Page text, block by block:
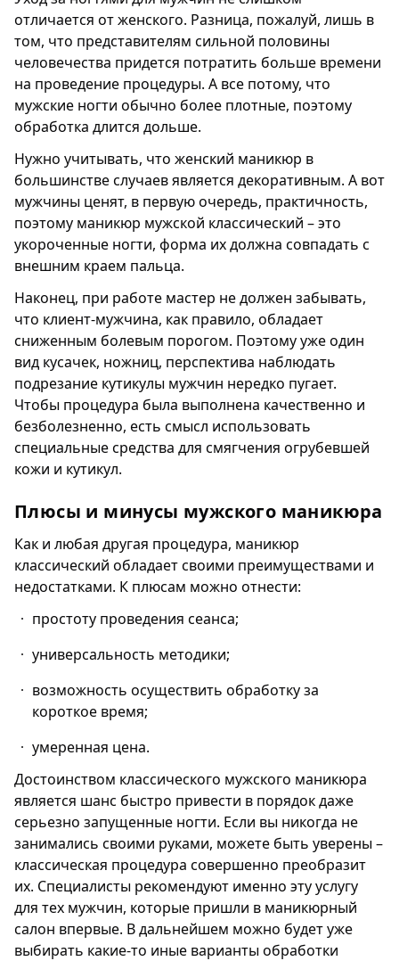
отличается от женского. Разница, пожалуй, лишь в
том, что представителям сильной половины
человечества придется потратить больше времени
на проведение процедуры. А все потому, что
мужские ногти обычно более плотные, поэтому
обработка длится дольше.
Нужно учитывать, что женский маникюр в
большинстве случаев является декоративным. А вот
мужчины ценят, в первую очередь, практичность,
поэтому маникюр мужской классический – это
укороченные ногти, форма их должна совпадать с
внешним краем пальца.
Наконец, при работе мастер не должен забывать,
что клиент-мужчина, как правило, обладает
сниженным болевым порогом. Поэтому уже один
вид кусачек, ножниц, перспектива наблюдать
подрезание кутикулы мужчин нередко пугает.
Чтобы процедура была выполнена качественно и
безболезненно, есть смысл использовать
специальные средства для смягчения огрубевшей
кожи и кутикул.
Плюсы и минусы мужского маникюра
Как и любая другая процедура, маникюр
классический обладает своими преимуществами и
недостатками. К плюсам можно отнести:
простоту проведения сеанса;
универсальность методики;
возможность осуществить обработку за
короткое время;
умеренная цена.
Достоинством классического мужского маникюра
является шанс быстро привести в порядок даже
серьезно запущенные ногти. Если вы никогда не
занимались своими руками, можете быть уверены –
классическая процедура совершенно преобразит
их. Специалисты рекомендуют именно эту услугу
для тех мужчин, которые пришли в маникюрный
салон впервые. В дальнейшем можно будет уже
выбирать какие-то иные варианты обработки